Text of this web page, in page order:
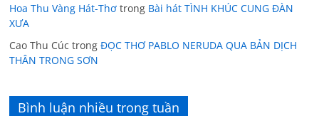
Hoa Thu Vàng Hát-Thơ trong Bài hát TÌNH KHÚC CUNG ĐÀN
XƯA
Cao Thu Cúc trongĐỌC THƠ PABLO NERUDA QUA BẢN DỊCH
THÂN TRONG SƠN
Bình luận nhiều trong tuần